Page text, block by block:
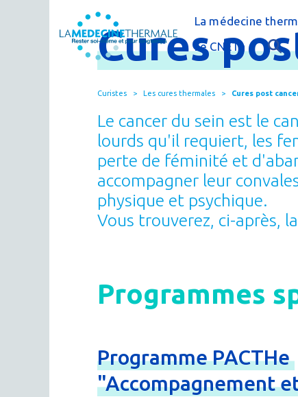
La médecine
C'est quoi la
FAQ : questions
Thermes &
La médecine
Le CNETh
Qui sommes-
Actualités
Publications
Espace presse
Curistes Les cures thermales Cures post
Cures
Le cancer du sein est le
lourds qu'il requiert, les
perte de féminité et
accompagner leur
physique et psy­chique.
Vous trouverez, ci-après,
Programmes
ProgrammePACTHe
"Accompagnement